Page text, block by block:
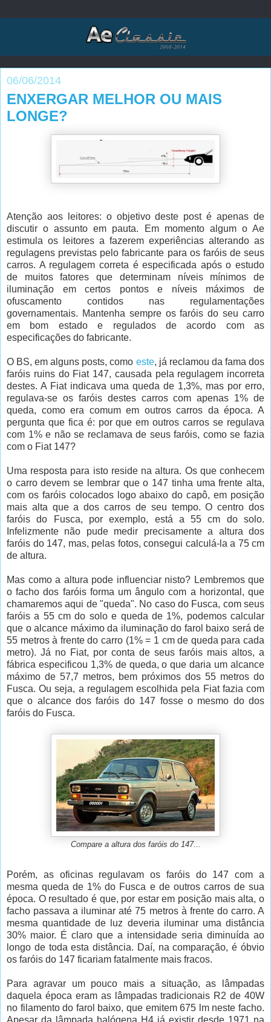
06/06/2014
ENXERGAR MELHOR OU MAIS
LONGE?
Atenção aos leitores: o objetivo deste post é apenas de
discutir o assunto em pauta. Em momento algum o Ae
estimula os leitores a fazerem experiências alterando as
regulagens previstas pelo fabricante para os faróis de seus
carros. A regulagem correta é especificada após o estudo
de muitos fatores que determinam níveis mínimos de
iluminação em certos pontos e níveis máximos de
ofuscamento contidos nas regulamentações
governamentais. Mantenha sempre os faróis do seu carro
em bom estado e regulados de acordo com as
especificações do fabricante.
O BS, em alguns posts, como este, já reclamou da fama dos
faróis ruins do Fiat 147, causada pela regulagem incorreta
destes. A Fiat indicava uma queda de 1,3%, mas por erro,
regulava-se os faróis destes carros com apenas 1% de
queda, como era comum em outros carros da época. A
pergunta que fica é: por que em outros carros se regulava
com 1% e não se reclamava de seus faróis, como se fazia
com o Fiat 147?
Uma resposta para isto reside na altura. Os que conhecem
o carro devem se lembrar que o 147 tinha uma frente alta,
com os faróis colocados logo abaixo do capô, em posição
mais alta que a dos carros de seu tempo. O centro dos
faróis do Fusca, por exemplo, está a 55 cm do solo.
Infelizmente não pude medir precisamente a altura dos
faróis do 147, mas, pelas fotos, consegui calculá-la a 75 cm
de altura.
Mas como a altura pode influenciar nisto? Lembremos que
o facho dos faróis forma um ângulo com a horizontal, que
chamaremos aqui de "queda". No caso do Fusca, com seus
faróis a 55 cm do solo e queda de 1%, podemos calcular
que o alcance máximo da iluminação do farol baixo será de
55 metros à frente do carro (1% = 1 cm de queda para cada
metro). Já no Fiat, por conta de seus faróis mais altos, a
fábrica especificou 1,3% de queda, o que daria um alcance
máximo de 57,7 metros, bem próximos dos 55 metros do
Fusca. Ou seja, a regulagem escolhida pela Fiat fazia com
que o alcance dos faróis do 147 fosse o mesmo do dos
faróis do Fusca.
Compare a altura dos faróis do 147...
Porém, as oficinas regulavam os faróis do 147 com a
mesma queda de 1% do Fusca e de outros carros de sua
época. O resultado é que, por estar em posição mais alta, o
facho passava a iluminar até 75 metros à frente do carro. A
mesma quantidade de luz deveria iluminar uma distância
30% maior. É claro que a intensidade seria diminuída ao
longo de toda esta distância. Daí, na comparação, é óbvio
os faróis do 147 ficariam fatalmente mais fracos.
Para agravar um pouco mais a situação, as lâmpadas
daquela época eram as lâmpadas tradicionais R2 de 40W
no filamento do farol baixo, que emitem 675 lm neste facho.
Apesar da lâmpada halógena H4 já existir desde 1971 na